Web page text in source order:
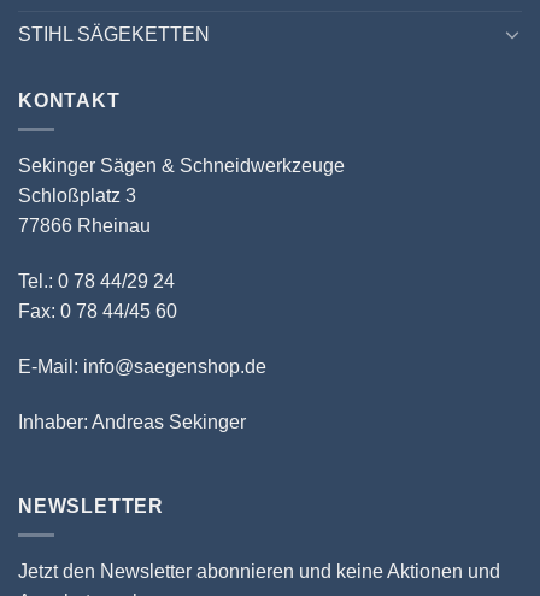
STIHL SÄGEKETTEN
KONTAKT
Sekinger Sägen & Schneidwerkzeuge
Schloßplatz 3
77866 Rheinau
Tel.: 0 78 44/29 24
Fax: 0 78 44/45 60
E-Mail: info@saegenshop.de
Inhaber: Andreas Sekinger
NEWSLETTER
Jetzt den Newsletter abonnieren und keine Aktionen und